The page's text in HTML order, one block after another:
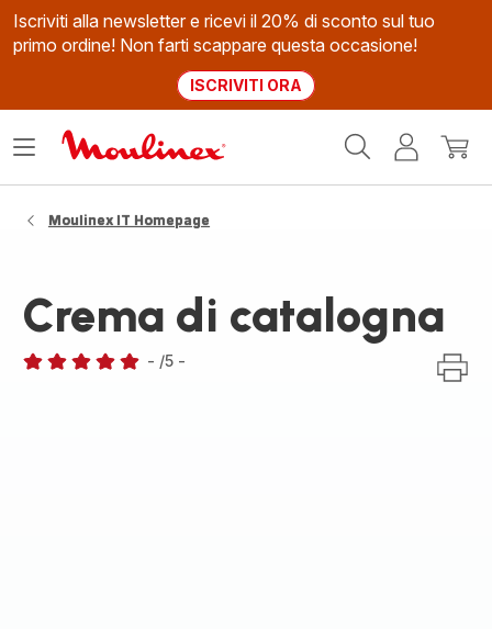
Iscriviti alla newsletter e ricevi il 20% di sconto sul tuo
primo ordine! Non farti scappare questa occasione!
ISCRIVITI ORA
Il
Apri
Moulinex IT Homepage
Crema di catalogna
- /5 -